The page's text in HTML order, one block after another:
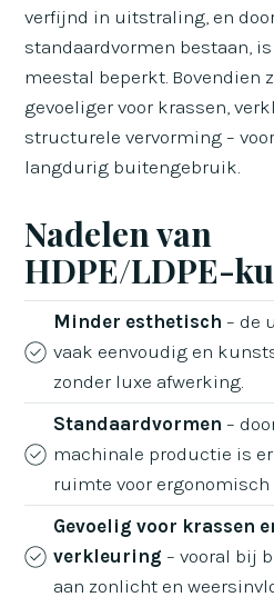
verfijnd in uitstraling, en
standaardvormen bestaan,
meestal beperkt. Bovendien
gevoeliger voor krassen,
structurele vervorming –
langdurig buitengebruik.
Nadelen van
HDPE/LDPE-
Minder esthetisch – de
vaak eenvoudig en
zonder luxe afwerking.
Standaardvormen –
machinale productie is
ruimte voor
Gevoelig voor krassen
verkleuring – vooral bij
aan zonlicht en